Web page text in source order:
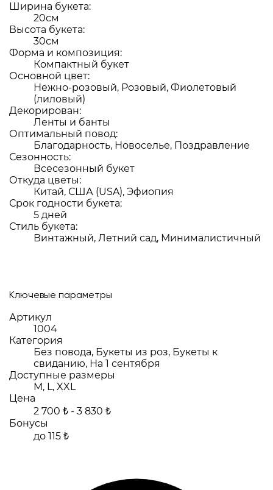
Ширина букета:
20см
Высота букета:
30см
Форма и композиция:
Компактный букет
Основной цвет:
Нежно-розовый, Розовый, Фиолетовый
(лиловый)
Декорирован:
Ленты и банты
Оптимальный повод:
Благодарность, Новоселье, Поздравление
Сезонность:
Всесезонный букет
Откуда цветы:
Китай, США (USA), Эфиопия
Срок годности букета:
5 дней
Стиль букета:
Винтажный, Летний сад, Минималистичный
Ключевые параметры
Артикул
1004
Категория
Без повода, Букеты из роз, Букеты к
свиданию, На 1 сентября
Доступные размеры
M, L, XXL
Цена
2 700 ₺ - 3 830 ₺
Бонусы
до 115 ₺